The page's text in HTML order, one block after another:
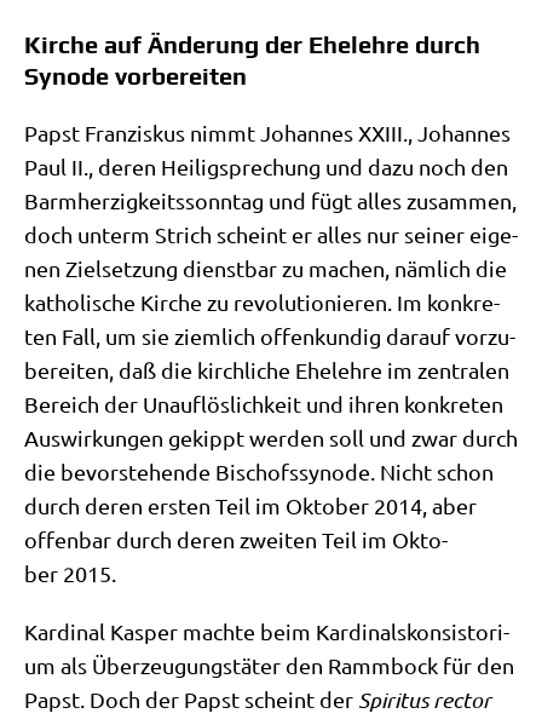
Kirche auf Änderung der Ehelehre durch
Synode vorbereiten
Papst Fran­zis­kus nimmt Johan­nes XXIII., Johan­nes
Paul II., deren Hei­lig­spre­chung und dazu noch den
Barm­her­zig­keits­sonn­tag und fügt alles zusam­men,
doch unterm Strich scheint er alles nur sei­ner eige­
nen Ziel­set­zung dienst­bar zu machen, näm­lich die
katho­li­sche Kir­che zu revo­lu­tio­nie­ren. Im kon­kre­
ten Fall, um sie ziem­lich offen­kun­dig dar­auf vor­zu­
be­rei­ten, daß die kirch­li­che Ehe­leh­re im zen­tra­len
Bereich der Unauf­lös­lich­keit und ihren kon­kre­ten
Aus­wir­kun­gen gekippt wer­den soll und zwar durch
die bevor­ste­hen­de Bischofs­syn­ode. Nicht schon
durch deren ersten Teil im Okto­ber 2014, aber
offen­bar durch deren zwei­ten Teil im Okto­
ber 2015.
Kar­di­nal Kas­per mach­te beim Kar­di­nals­kon­si­sto­ri­
um als Über­zeu­gungs­tä­ter den Ramm­bock für den
Papst. Doch der Papst scheint der Spi­ri­tus rec­tor